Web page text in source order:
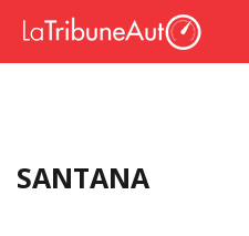
SANTANA